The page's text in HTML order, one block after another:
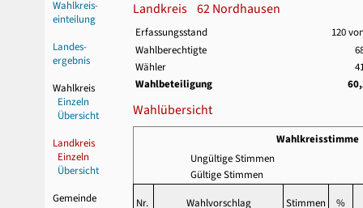
Wahlkreis-
einteilung
Landes-
ergebnis
Wahlkreis
Einzeln
Übersicht
Landkreis
Einzeln
Übersicht
Gemeinde
Landkreis 62 Nordhausen
Erfassungsstand
120
Wahlberechtigte
Wähler
Wahlbeteiligung
Wahlübersicht
Wahlkreisstimme
Ungültige Stimmen
Gültige Stimmen
Nr. Wahlvorschlag Stimmen %